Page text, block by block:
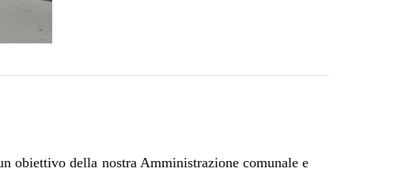
obiettivo della nostra Amministrazione comunale e